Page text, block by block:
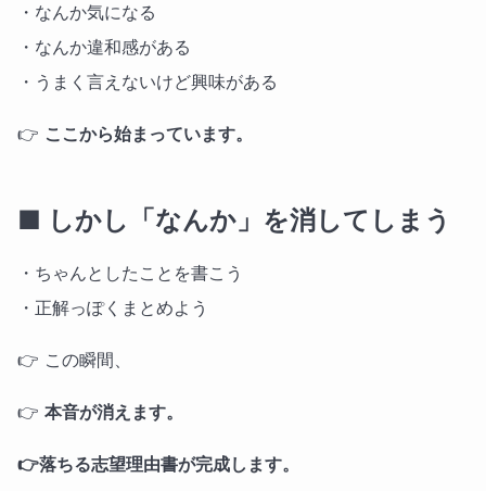
・なんか気になる
・なんか違和感がある
・うまく言えないけど興味がある
👉 ここから始まっています。
■ しかし「なんか」を消してしまう
・ちゃんとしたことを書こう
・正解っぽくまとめよう
👉 この瞬間、
👉 本音が消えます。
👉落ちる志望理由書が完成します。